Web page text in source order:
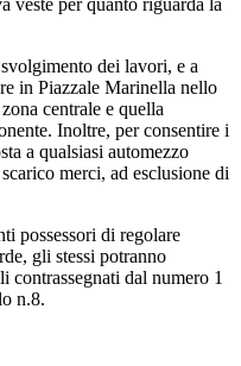
dei lavori, e a
in Piazzale Marinella nello
centrale e quella
Inoltre, per consentire i
a qualsiasi automezzo
merci, ad esclusione di
possessori di regolare
gli stessi potranno
contrassegnati dal numero 1
n.8.